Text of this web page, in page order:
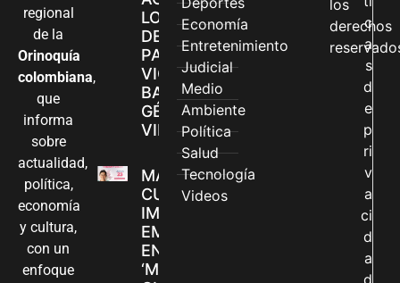
regional
de la
Orinoquía
colombiana,
que
informa
sobre
actualidad,
política,
economía
y cultura,
con un
enfoque
LOS CANALES
DE ATENCIÓN
PARA
VIOLENCIAS
BASADAS EN
GÉNERO EN
VILLAVICENCIO
MADRES
CUIDADORAS
IMPULSAN SUS
EMPRENDIMIENTOS
EN LA FERIA
‘MANOS QUE
Economía
Entretenimiento
Judicial
Medio
Ambiente
Política
Salud
Tecnología
Videos
los
derechos
c
a
s
d
e
p
ri
v
a
ci
d
a